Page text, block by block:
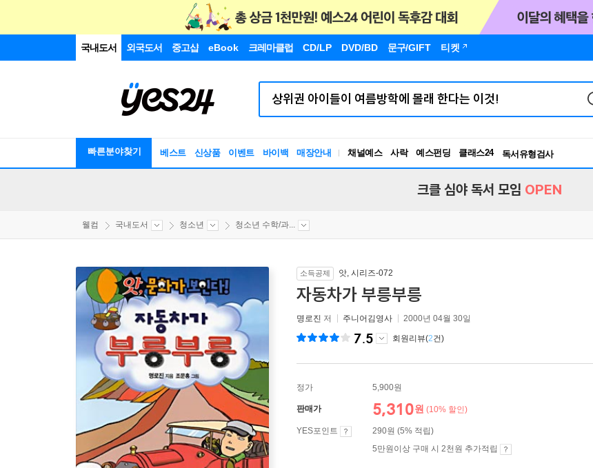
국내도서 외국도서 중고샵 eBook 크레마클럽 CD/LP DVD/BD 문구/GIFT 티켓
빠른분야찾기 베스트 신상품 이벤트 바이백 매장안내 채널예스 사락 예스펀딩 클래스24
독서유형검사
RBTI Lab
크클 심야 독서 모임 OPEN
웰컴 국내도서 청소년 청소년 수학/과...
소득공제 앗, 시리즈-072
자동차가 부릉부릉
명로진 저 주니어김영사 2000년 04월 30일
7.5 회원리뷰(2건)
정가 5,900원
판매가 5,310원 (10% 할인)
YES포인트
290원 (5% 적립)
5만원이상 구매 시 2천원 추가적립